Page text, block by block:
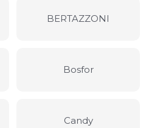
BERTAZZONI
Bosfor
Candy